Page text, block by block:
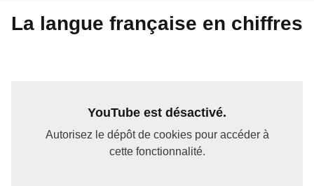
La langue française en chiffres
YouTube est désactivé.
Autorisez le dépôt de cookies pour accéder à
cette fonctionnalité.